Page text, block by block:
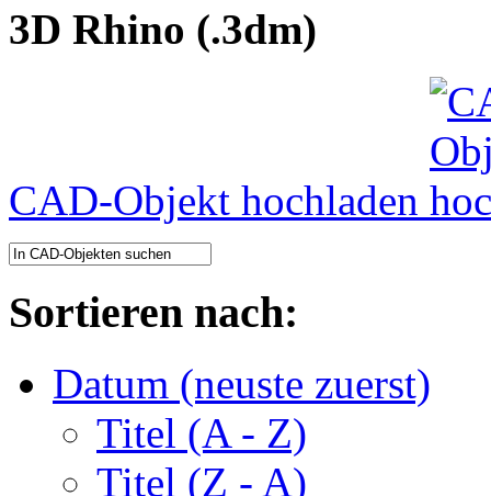
3D Rhino (.3dm)
CAD-Objekt hochladen
Sortieren nach:
Datum (neuste zuerst)
Titel (A - Z)
Titel (Z - A)